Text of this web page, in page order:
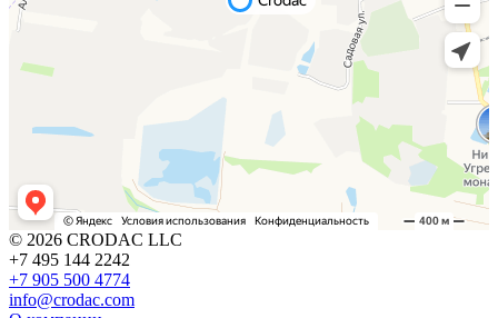
© 2026 CRODAC LLC
+7 495 144 2242
+7 905 500 4774
info@crodac.com